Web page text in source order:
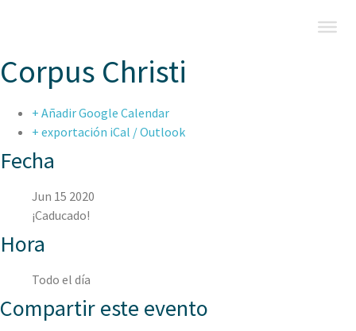
Corpus Christi
+ Añadir Google Calendar
+ exportación iCal / Outlook
Fecha
Jun 15 2020
¡Caducado!
Hora
Todo el día
Compartir este evento